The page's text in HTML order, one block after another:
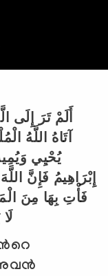
أَلَمْ تَرَ إِلَى
آتَاهُ اللَّهُ
يُحْيِي
إِبْرَاهِيمُ فَإِنَّ
فَأْتِ بِهَا مِنَ